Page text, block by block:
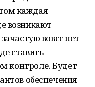
каждая
возникают
вовсе нет
ставить
контроле. Будет
обеспечения